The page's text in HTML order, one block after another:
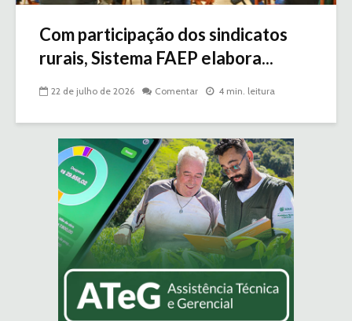
Com participação dos sindicatos
rurais, Sistema FAEP elabora...
22 de julho de 2026 Comentar 4 min. leitura